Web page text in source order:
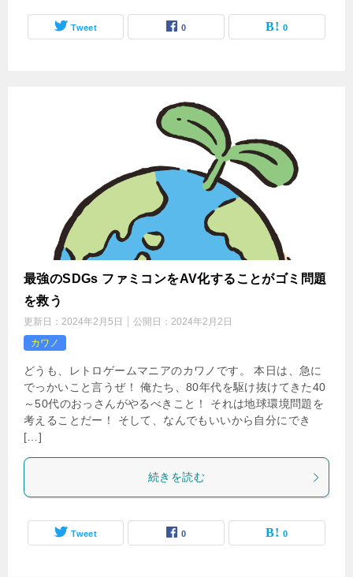
Tweet 0 0
最強のSDGs ファミコンをAV化することがゴミ問題
を救う
更新日： 2024年2月5日 公開日： 2024年2月2日
カワノ
どうも、レトロゲームマニアのカワノです。 本日は、急に
でっかいこと言うぜ！ 俺たち、80年代を駆け抜けてきた40
～50代のおっさんがやるべきこと！ それは地球環境問題を
考えることだー！ そして、なんでもいいから自分にでき
[…]
続きを読む
Tweet 0 0